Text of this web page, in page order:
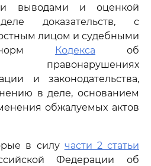
выводами и оценкой
доказательств, с
лицом и судебными
норм
Кодекса об
правонарушениях
и законодательства,
в деле, основанием
обжалуемых актов
в силу части 2 статьи
Федерации об